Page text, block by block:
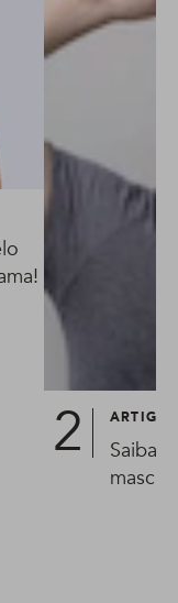
ARTIGO
Saiba